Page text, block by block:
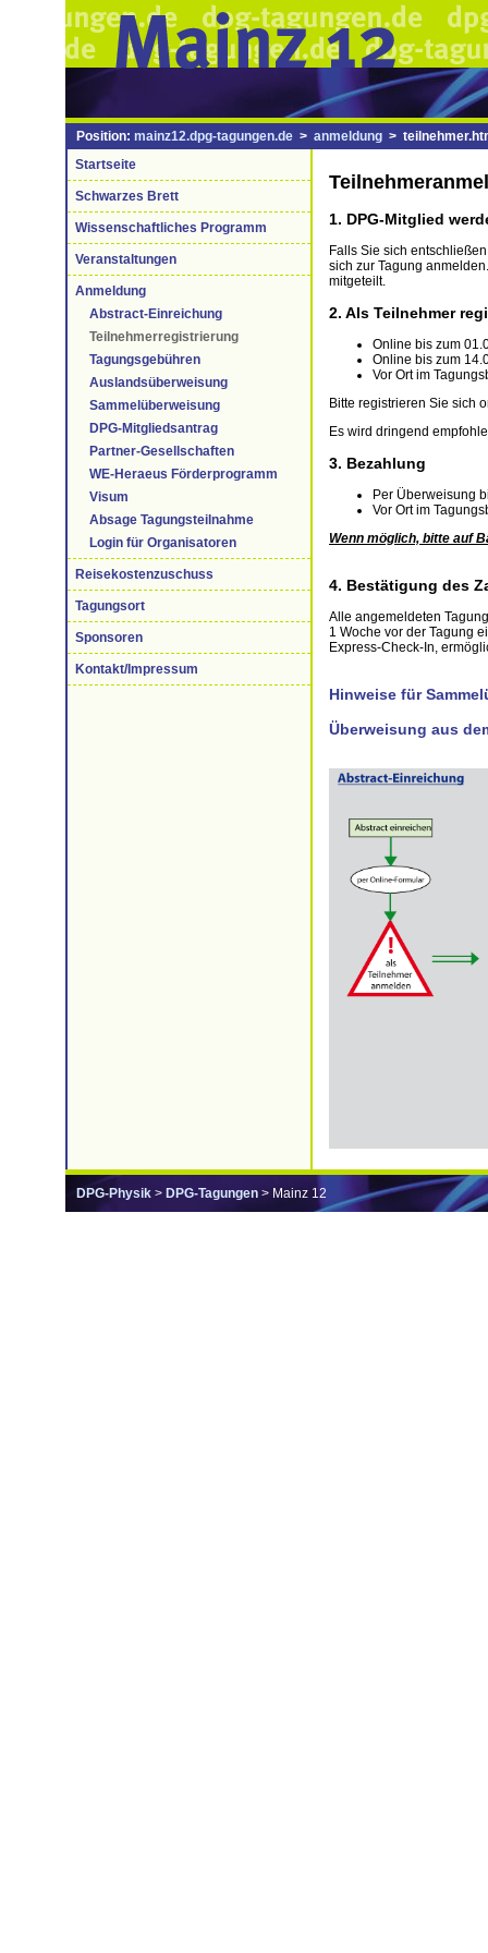
Position: mainz12.dpg-tagungen.de > anmeldung >
Startseite
Schwarzes Brett
Wissenschaftliches Programm
Veranstaltungen
Anmeldung
Abstract-Einreichung
Teilnehmerregistrierung
Tagungsgebühren
Auslandsüberweisung
Sammelüberweisung
DPG-Mitgliedsantrag
Partner-Gesellschaften
WE-Heraeus Förderprogramm
Visum
Absage Tagungsteilnahme
Login für Organisatoren
Reisekostenzuschuss
Tagungsort
Sponsoren
Kontakt/Impressum
1. DPG-Mitglied
Falls Sie sich
sich zur Tagung
mitgeteilt.
2. Als Teilnehmer
Online bis zum
Online bis zum
Vor Ort im
Bitte registrieren Sie sich
Es wird dringend
3. Bezahlung
Per Überweisung
Vor Ort im
Wenn möglich, bitte auf
4. Bestätigung des
Alle angemeldeten
1 Woche vor der Tagung
Express-Check-In,
Hinweise für
Überweisung aus
DPG-Physik > DPG-Tagungen > Mainz 12